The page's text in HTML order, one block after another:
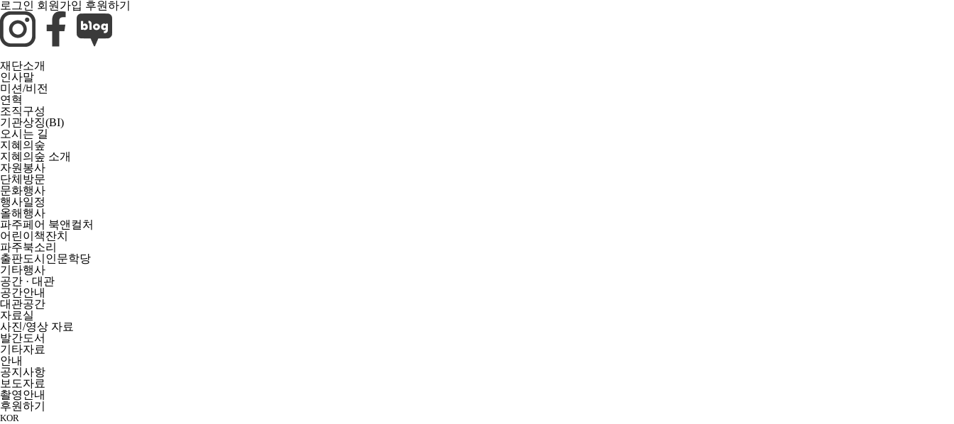
로그인 회원가입 후원하기
재단소개
인사말
미션/비전
연혁
조직구성
기관상징(BI)
오시는 길
지혜의숲
지혜의숲 소개
자원봉사
단체방문
문화행사
행사일정
올해행사
파주페어 북앤컬처
어린이책잔치
파주북소리
출판도시인문학당
기타행사
공간 · 대관
공간안내
대관공간
자료실
사진/영상 자료
발간도서
기타자료
안내
공지사항
보도자료
촬영안내
후원하기
KOR